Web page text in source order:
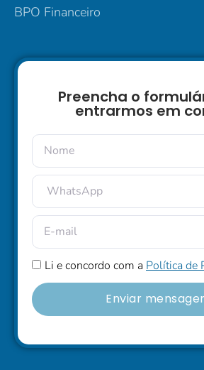
BPO Financeiro
Preencha o
entrarmos em
Li e concordo com a Política de
Enviar